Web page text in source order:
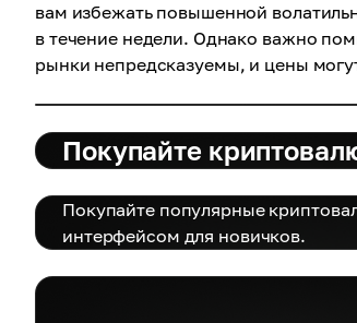
вам избежать повышенной
в течение недели. Однако важно
рынки непредсказуемы, и цены
Покупайте
Покупайте популярные
интерфейсом для новичков.